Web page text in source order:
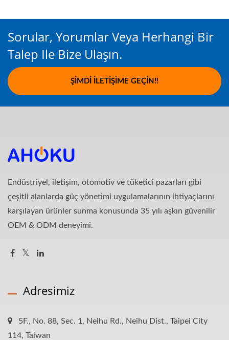
Sorular, Yorumlar Veya Herhangi Bir
Talep Ile Bize Ulaşın.
ŞIMDI İLETIŞIME GEÇIN!!
Endüstriyel, iletişim, otomotiv ve tüketici pazarları gibi
çeşitli alanlarda güç yönetimi uygulamalarının ihtiyaçlarını
karşılayan ürünler sunma konusunda 35 yılı aşkın güvenilir
OEM & ODM deneyimi.
Adresimiz
5F., No. 88, Sec. 1, Neihu Rd., Neihu Dist., Taipei City
114, Taiwan